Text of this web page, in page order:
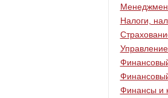
Налоги,
Финансы и